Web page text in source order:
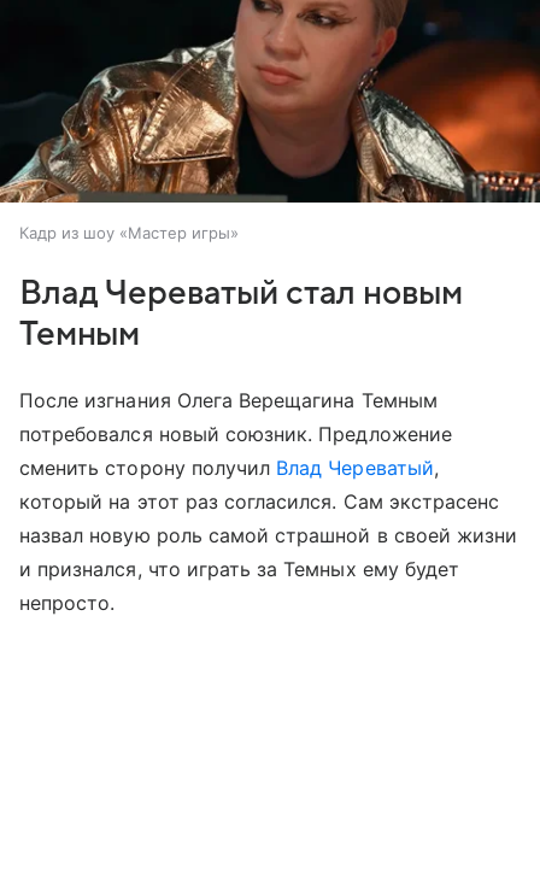
Кадр из шоу «Мастер игры»
Влад Череватый стал новым
Темным
После изгнания Олега Верещагина Темным
потребовался новый союзник. Предложение
сменить сторону получил Влад Череватый,
который на этот раз согласился. Сам экстрасенс
назвал новую роль самой страшной в своей жизни
и признался, что играть за Темных ему будет
непросто.